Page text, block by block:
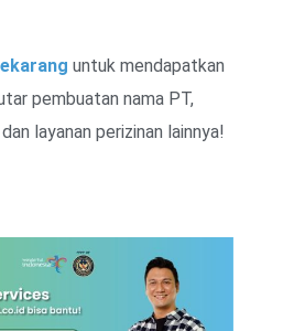
untuk mendapatkan
pembuatan nama PT,
layanan perizinan lainnya!